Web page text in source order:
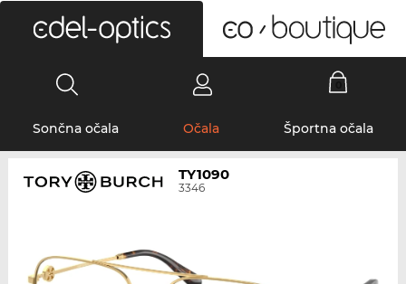
Sončna očala Očala Športna očala
TY1090
3346